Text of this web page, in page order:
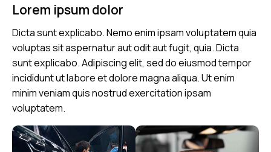
Lorem ipsum dolor
Dicta sunt explicabo. Nemo enim ipsam voluptatem quia
voluptas sit aspernatur aut odit aut fugit, quia. Dicta
sunt explicabo. Adipiscing elit, sed do eiusmod tempor
incididunt ut labore et dolore magna aliqua. Ut enim
minim veniam quis nostrud exercitation ipsam
voluptatem.